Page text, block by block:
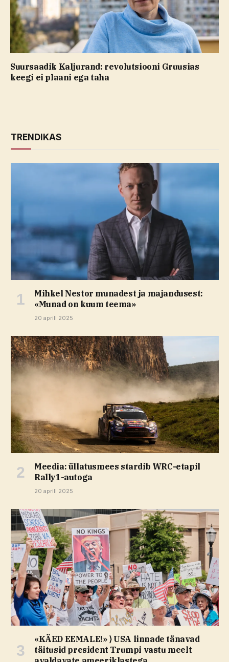
Suursaadik Kaljurand: revolutsiooni Gruusias
keegi ei plaani ega taha
TRENDIKAS
Mihkel Nestor munadest ja majandusest:
«Munad on kuum teema»
20 aprill 2025
Meedia: üllatusmees stardib WRC-etapil
Rally1-autoga
20 aprill 2025
«KÄED EEMALE!» ⟩ USA linnade tänavad
täitusid president Trumpi vastu meelt